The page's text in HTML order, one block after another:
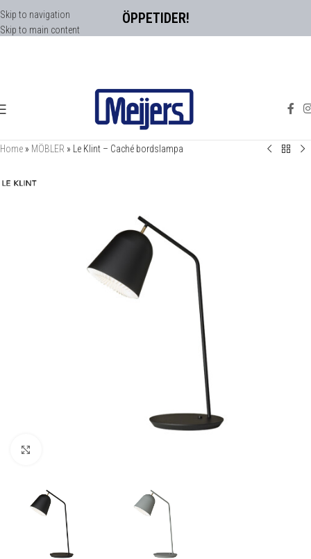
ÖPPETIDER!
Skip to navigation
Skip to main content
Home » MÖBLER » Le Klint – Caché bordslampa